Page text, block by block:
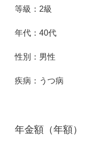
等級：2級
年代：40代
性別：男性
疾病：うつ病
年金額（年額）